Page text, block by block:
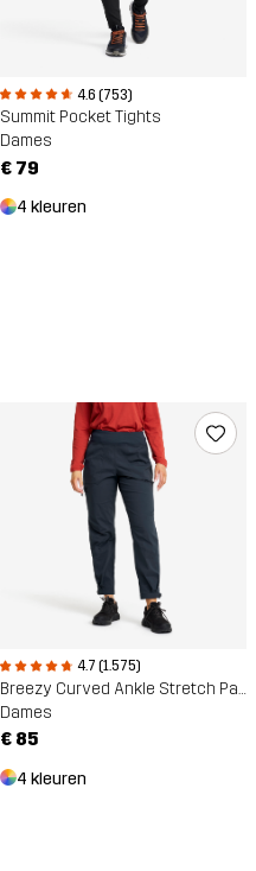
4.6 (753)
Summit Pocket Tights
Dames
€ 79
4 kleuren
4.7 (1.575)
Breezy Curved Ankle Stretch Pants
Dames
€ 85
4 kleuren